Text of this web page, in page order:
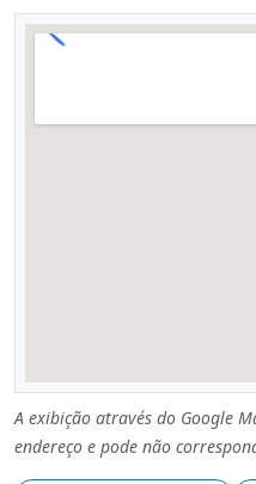
A exibição através do Google
endereço e pode não